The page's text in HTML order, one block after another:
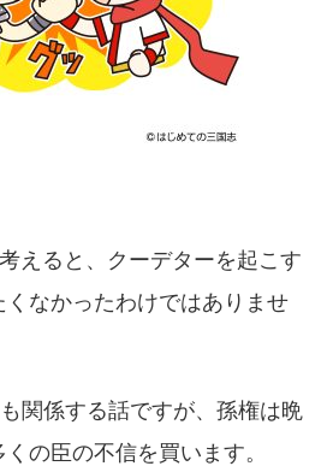
えると、クーデターを起こす
なかったわけではありませ
関係する話ですが、孫権は晩
の臣の不信を買います。